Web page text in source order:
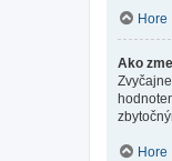
Hore
Ako
Hore